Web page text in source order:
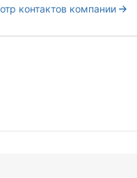
контактов компании